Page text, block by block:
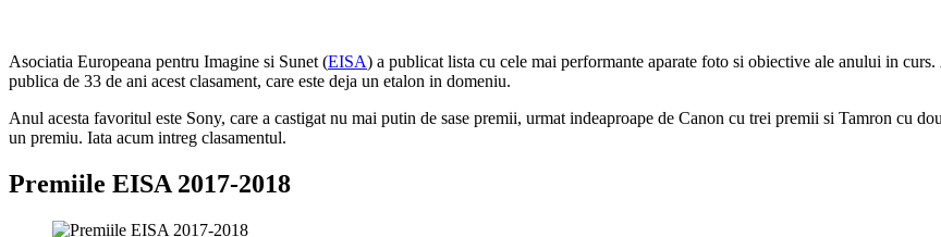
Asociatia Europeana pentru Imagine si Sunet (EISA) a publicat lista cu cele mai performante aparate foto si obiective ale anului in
publica de 33 de ani acest clasament, care este deja un etalon in domeniu.
Anul acesta favoritul este Sony, care a castigat nu mai putin de sase premii, urmat indeaproape de Canon cu trei premii si Tamron cu
un premiu. Iata acum intreg clasamentul.
Premiile EISA 2017-2018